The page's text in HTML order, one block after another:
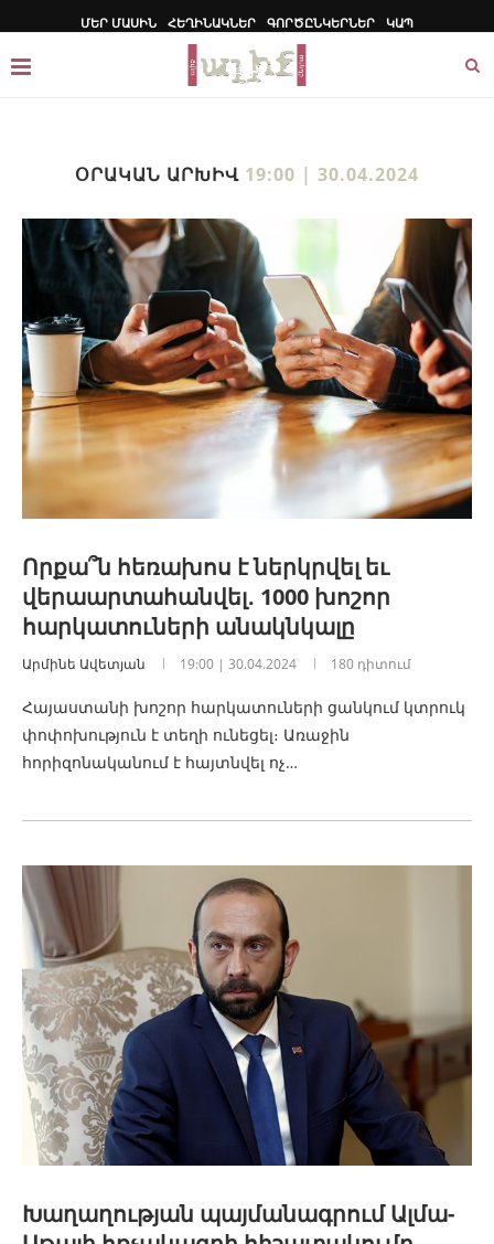
ՄԵՐ ՄԱՍԻՆ ՀԵՂԻՆԱԿՆԵՐ ԳՈՐԾԸՆԿԵՐՆԵՐ ԿԱՊ
ՕՐԱԿԱՆ ԱՐԽԻՎ 19:00 | 30.04.2024
Որքա՞ն հեռախոս է ներկրվել եւ
վերաարտահանվել․ 1000 խոշոր
հարկատուների անակնկալը
Արմինե Ավետյան 19:00 | 30.04.2024 180 դիտում
Հայաստանի խոշոր հարկատուների ցանկում կտրուկ
փոփոխություն է տեղի ունեցել։ Առաջին
հորիզոնականում է հայտնվել ոչ…
Խաղաղության պայմանագրում Ալմա-